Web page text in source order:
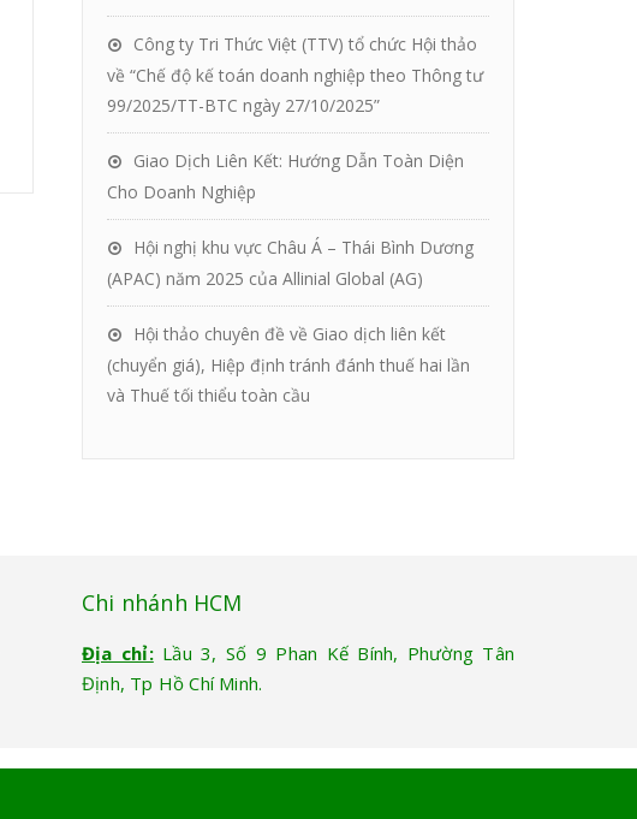
Công ty Tri Thức Việt (TTV) tổ chức Hội thảo
về “Chế độ kế toán doanh nghiệp theo Thông tư
99/2025/TT-BTC ngày 27/10/2025”
Giao Dịch Liên Kết: Hướng Dẫn Toàn Diện
Cho Doanh Nghiệp
Hội nghị khu vực Châu Á – Thái Bình Dương
(APAC) năm 2025 của Allinial Global (AG)
Hội thảo chuyên đề về Giao dịch liên kết
(chuyển giá), Hiệp định tránh đánh thuế hai lần
và Thuế tối thiểu toàn cầu
Chi nhánh HCM
Địa chỉ:Lầu 3, Số 9 Phan Kế Bính, Phường Tân
Định, Tp Hồ Chí Minh.